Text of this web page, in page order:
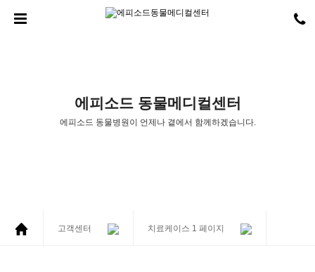
에피소드 동물메디컬센터
에피소드 동물병원이 언제나 곁에서 함께하겠습니다.
고객센터 치료케이스 1 페이지